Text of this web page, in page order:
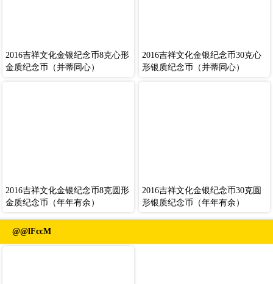
2016吉祥文化金银纪念币8克心形
金质纪念币（并蒂同心）
2016吉祥文化金银纪念币30克心
形银质纪念币（并蒂同心）
2016吉祥文化金银纪念币8克圆形
金质纪念币（年年有余）
2016吉祥文化金银纪念币30克圆
形银质纪念币（年年有余）
@@lFccM